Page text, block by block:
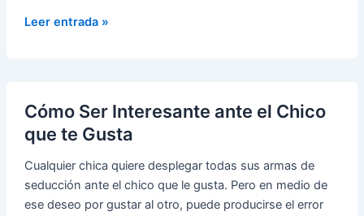
¿Quieres
Atractiva
frente
a
Hombre?
Leer entrada »
Cómo Ser Interesante ante el Chico
que te Gusta
Cualquier chica quiere desplegar todas sus armas de
seducción ante el chico que le gusta. Pero en medio de
ese deseo por gustar al otro, puede producirse el error